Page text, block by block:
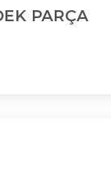
PARÇA